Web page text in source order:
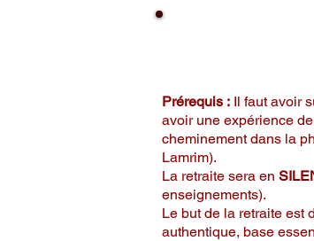
Prérequis : Il faut avoir
avoir une expérience
cheminement dans la
Lamrim).
La retraite sera en
enseignements).
Le but de la retraite est
authentique, base